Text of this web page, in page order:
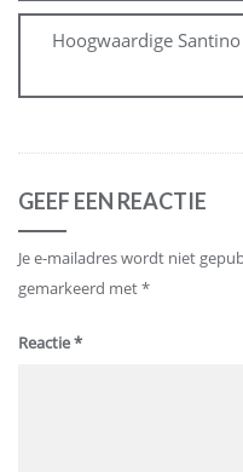
Hoogwaardige
GEEF EEN REACTIE
Je e-mailadres wordt niet
gemarkeerd met*
Reactie*